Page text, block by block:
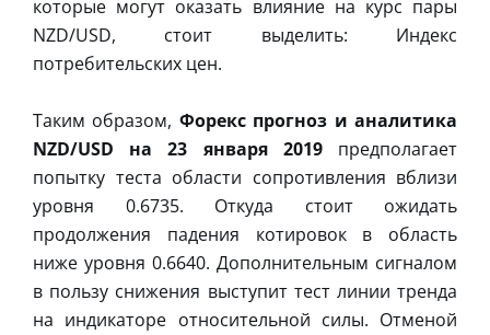
которые могут оказать влияние на курс пары
NZD/USD, стоит выделить: Индекс
потребительских цен.
Таким образом, Форекс прогноз и аналитика
NZD/USD на 23 января 2019предполагает
попытку теста области сопротивления вблизи
уровня 0.6735. Откуда стоит ожидать
продолжения падения котировок в область
ниже уровня 0.6640. Дополнительным сигналом
в пользу снижения выступит тест линии тренда
на индикаторе относительной силы. Отменой